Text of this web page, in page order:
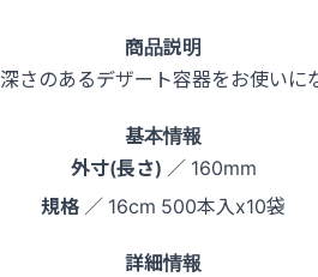
商品説明
さのあるデザート容器をお使いに
基本情報
外寸(長さ) ／ 160mm
規格 ／ 16cm 500本入x10袋
詳細情報